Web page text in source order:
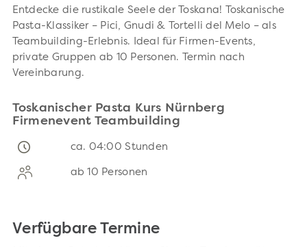
Entdecke die rustikale Seele der Toskana! Toskanische
Pasta-Klassiker – Pici, Gnudi & Tortelli del Melo – als
Teambuilding-Erlebnis. Ideal für Firmen-Events,
private Gruppen ab 10 Personen. Termin nach
Vereinbarung.
Toskanischer Pasta Kurs Nürnberg
Firmenevent Teambuilding
ca. 04:00 Stunden
ab 10 Personen
Verfügbare Termine